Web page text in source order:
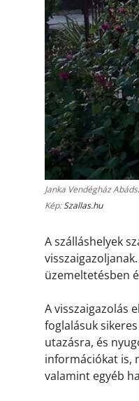
Janka Vendégház
Kép:Szallas.hu
A szálláshelyek
üzemeltetésben
A visszaigazolás
foglalásuk
utazásra, és
információkat is,
valamint egyéb